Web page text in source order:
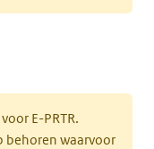
E-PRTR.
behoren waarvoor